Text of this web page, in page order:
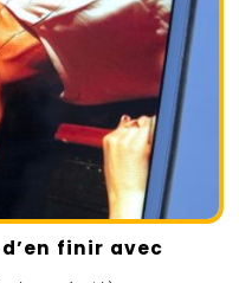
finir avec